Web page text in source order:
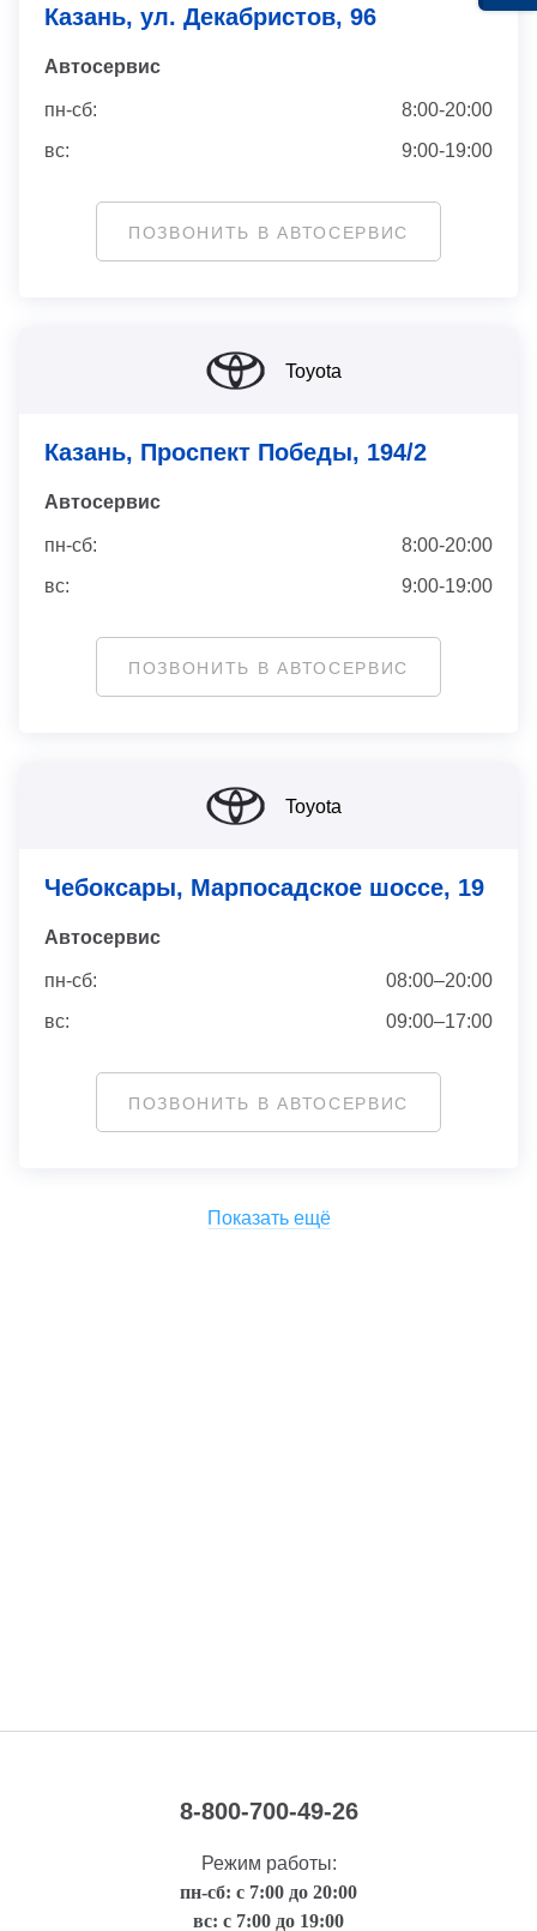
Казань, ул. Декабристов, 96
Автосервис
пн-сб:
8:00-20:00
вс:
9:00-19:00
ПОЗВОНИТЬ В АВТОСЕРВИС
Toyota
Казань, Проспект Победы, 194/2
Автосервис
пн-сб:
8:00-20:00
вс:
9:00-19:00
ПОЗВОНИТЬ В АВТОСЕРВИС
Toyota
Чебоксары, Марпосадское шоссе, 19
Автосервис
пн-сб:
08:00–20:00
вс:
09:00–17:00
ПОЗВОНИТЬ В АВТОСЕРВИС
Показать ещё
8-800-700-49-26
Режим работы:
пн-сб: с 7:00 до 20:00
вс: с 7:00 до 19:00